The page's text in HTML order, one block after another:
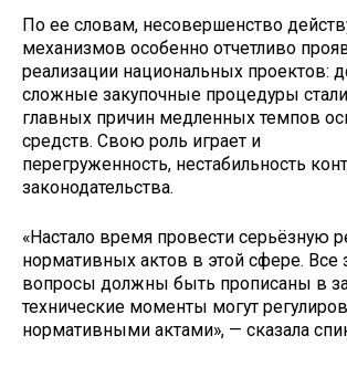
По ее словам, несовершенство
механизмов особенно отчетливо
реализации национальных проектов:
сложные закупочные процедуры
главных причин медленных темпов
средств. Свою роль играет и
перегруженность, нестабильность
законодательства.
«Настало время провести серьёзную
нормативных актов в этой сфере.
вопросы должны быть прописаны в
технические моменты могут
нормативными актами», — сказала